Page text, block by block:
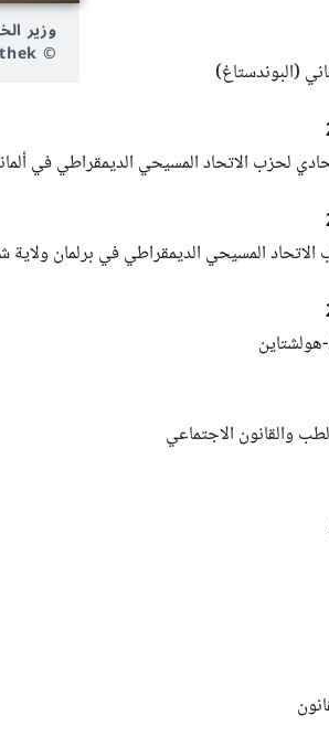
وزير
© Photothek
(البوندستاغ)
لحزب الاتحاد المسيحي الديمقراطي في
الاتحاد المسيحي الديمقراطي في برلمان
والقانون الاجتماعي